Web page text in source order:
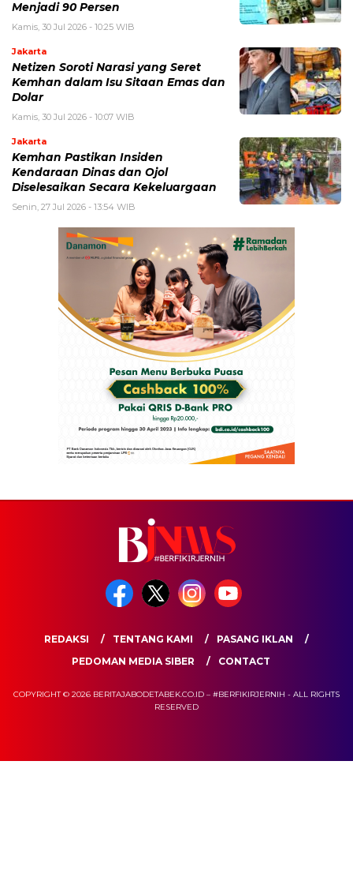
Menjadi 90 Persen
Kamis, 30 Jul 2026 - 10:25 WIB
Jakarta
Netizen Soroti Narasi yang Seret
Kemhan dalam Isu Sitaan Emas dan
Dolar
Kamis, 30 Jul 2026 - 10:07 WIB
Jakarta
Kemhan Pastikan Insiden
Kendaraan Dinas dan Ojol
Diselesaikan Secara Kekeluargaan
Senin, 27 Jul 2026 - 13:54 WIB
REDAKSI TENTANG KAMI
PASANG IKLAN
PEDOMAN MEDIA SIBER
CONTACT
COPYRIGHT © 2026 BERITAJABODETABEK.CO.ID – #BERFIKIRJERNIH - ALL RIGHTS
RESERVED